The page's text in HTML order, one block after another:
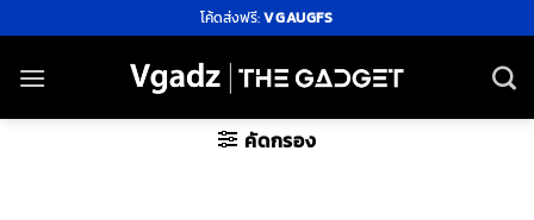
ไป
ยัง
โค้ดส่งฟรี:VGAUGFS
คัดกรอง